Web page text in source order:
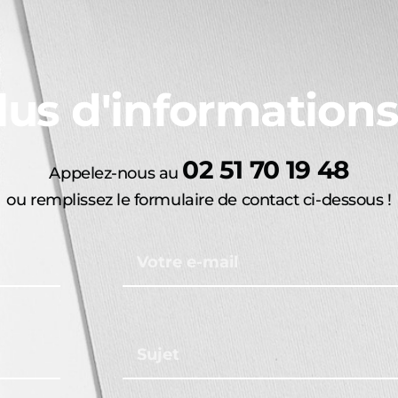
Appelez-nous au 02 51 70 19 48
ou remplissez le formulaire de contact ci-dessous !